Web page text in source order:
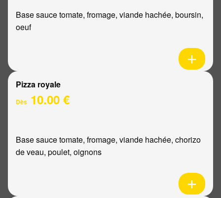
Base sauce tomate, fromage, viande hachée, boursin,
oeuf
Pizza royale
Dès 10.00 €
Base sauce tomate, fromage, viande hachée, chorizo
de veau, poulet, oignons